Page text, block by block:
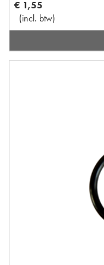
€ 1,55
(incl. btw)